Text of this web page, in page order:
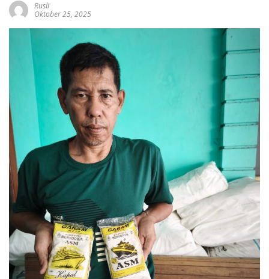
Rusli
Oktober 25, 2025